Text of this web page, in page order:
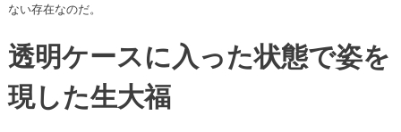
ない存在なのだ。
透明ケースに入った状態で姿を
現した生大福